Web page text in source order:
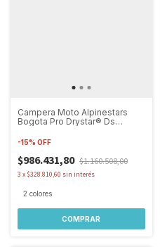
Campera Moto Alpinestars
Bogota Pro Drystar® Ds
-15% OFF
$986.431,80 $1.160.508,00
3 x $328.810,60 sin interés
2 colores
COMPRAR